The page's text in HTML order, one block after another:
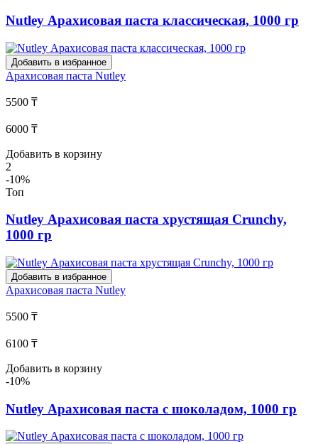
Nutley Арахисовая паста классическая, 1000 гр
Добавить в избранное
Арахисовая паста Nutley
5500 ₸
6000 ₸
Добавить в корзину
2
-10%
Топ
Nutley Арахисовая паста хрустящая Crunchy,
1000 гр
Добавить в избранное
Арахисовая паста Nutley
5500 ₸
6100 ₸
Добавить в корзину
-10%
Nutley Арахисовая паста с шоколадом, 1000 гр